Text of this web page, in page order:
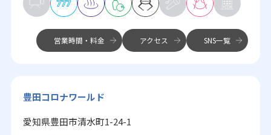
営業時間・料金 アクセス SNS一覧
豊田コロナワールド
愛知県豊田市清水町1-24-1